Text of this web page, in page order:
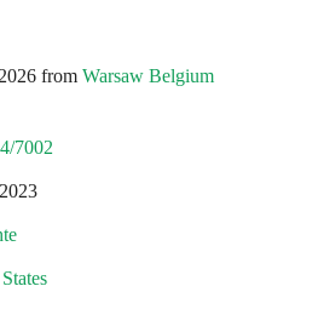
from Warsaw Belgium
7002